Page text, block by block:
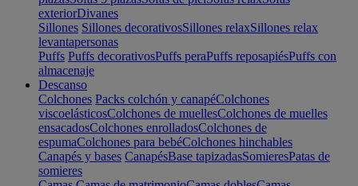
exteriorDivanes
Sillones Sillones decorativosSillones relaxSillones relax
levantapersonas
Puffs Puffs decorativosPuffs peraPuffs reposapiésPuffs con
almacenaje
Descanso
Colchones Packs colchón y canapéColchones
viscoelásticosColchones de muellesColchones de muelles
ensacadosColchones enrolladosColchones de
espumaColchones para bebéColchones hinchables
Canapés y bases CanapésBase tapizadasSomieresPatas de
somieres